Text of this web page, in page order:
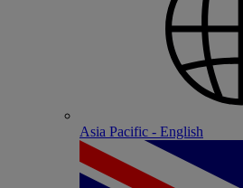
Asia Pacific - English